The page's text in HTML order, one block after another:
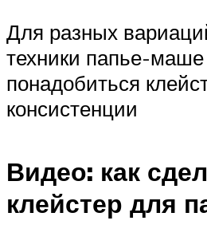
Для разных
техники папье-
понадобиться
консистенции
Видео: как
клейстер для